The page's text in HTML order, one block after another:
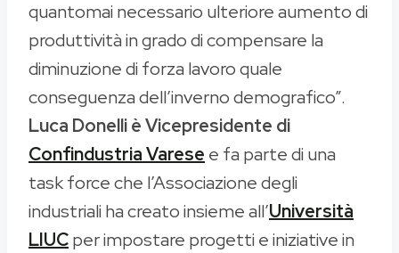
quantomai necessario ulteriore aumento di
produttività in grado di compensare la
diminuzione di forza lavoro quale
conseguenza dell’inverno demografico”.
Luca Donelli è Vicepresidente di
Confindustria Varese e fa parte di una
task force che l’Associazione degli
industriali ha creato insieme all’Università
LIUCper impostare progetti e iniziative in